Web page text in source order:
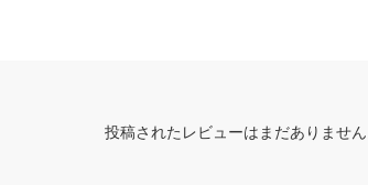
投稿されたレビューはまだありません